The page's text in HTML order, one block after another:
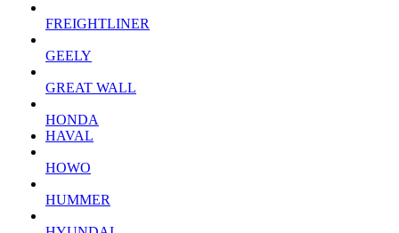
FREIGHTLINER
GEELY
GREAT WALL
HONDA
HAVAL
HOWO
HUMMER